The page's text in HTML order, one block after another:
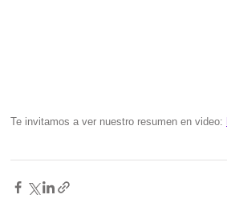
Te invitamos a ver nuestro resumen en video: